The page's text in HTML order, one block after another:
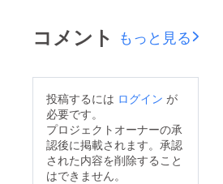
コメント もっと見る
投稿するには ログイン が
必要です。
プロジェクトオーナーの承
認後に掲載されます。承認
された内容を削除すること
はできません。